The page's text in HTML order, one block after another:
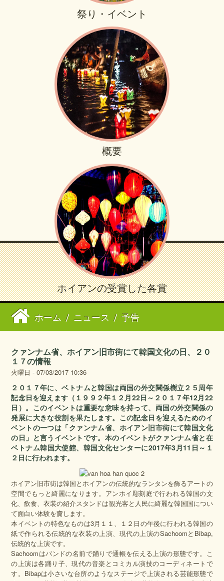
祭り・イベント
概要
ホイアンの受賞した各賞
ホーム / ニュース / 予告
クァンナム省、ホイアン旧市街にて韓国文化の日、２０
１７の情報
火曜日 - 07/03/2017 10:36
２０１７年に、ベトナムと韓国は両国の外交関係樹立２５周年
記念日を迎えます（１９９２年１２月22日～２０１７年12月22
日）。このイベントは重要な意味を持って、両国の外交関係の
発展に大きな役割を果たします。この記念日を迎えるためのイ
ベントの一つは「クァンナム省、ホイアン旧市街にて韓国文化
の日」と言うイベントです。本のイベントがクァンナム省と在
ベトナム韓国大使館、韓国文化センターに2017年3月11日～１
２日に行われます。
ホイアン旧市街は韓国とホイアンの伝統的なランタンを飾るアートの
空間でもっと綺麗になります。アンホイ彫刻庭で行われる韓国の文
化、飲食、衣装の紹介スタンドは観光客と人民に綺麗な韓国国につい
て面白い体験を齎します。
本イベントの特色なものは3月１１、１２日の午後に行われる韓国の
紙で作られる伝統的な衣装の上演、現代の上演のSachoomとBibap,
伝統的な上演です。
Sachoomはバンドの名前で踊りで通帳を伝える上演の形態です。こ
の上演は各踊り子、現代の音楽とコミカル演技のコーディネートで
す。Bibapは小さいな台所のようなステージで上演される芸能形態で